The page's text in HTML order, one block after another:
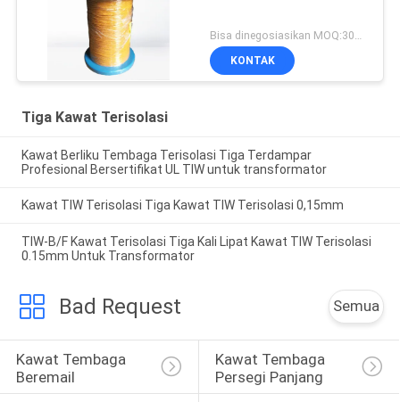
KONTAK
Tiga Kawat Terisolasi
Kawat Berliku Tembaga Terisolasi Tiga Terdampar
Profesional Bersertifikat UL TIW untuk transformator
Kawat TIW Terisolasi Tiga Kawat TIW Terisolasi 0,15mm
TIW-B/F Kawat Terisolasi Tiga Kali Lipat Kawat TIW Terisolasi
0.15mm Untuk Transformator
Bad Request Semua
Kawat Tembaga
Beremail
Kawat Tembaga
Persegi Panjang